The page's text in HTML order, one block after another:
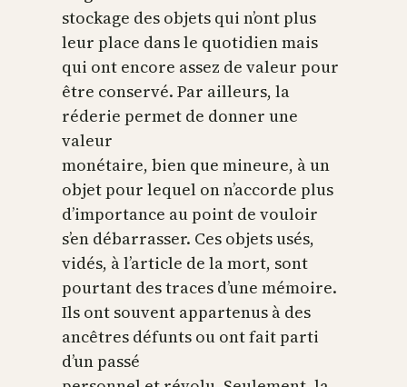
stockage des objets qui n’ont plus
leur place dans le quotidien mais
qui ont encore assez de valeur pour
être conservé. Par ailleurs, la
réderie permet de donner une
valeur
monétaire, bien que mineure, à un
objet pour lequel on n’accorde plus
d’importance au point de vouloir
s’en débarrasser. Ces objets usés,
vidés, à l’article de la mort, sont
pourtant des traces d’une mémoire.
Ils ont souvent appartenus à des
ancêtres défunts ou ont fait parti
d’un passé